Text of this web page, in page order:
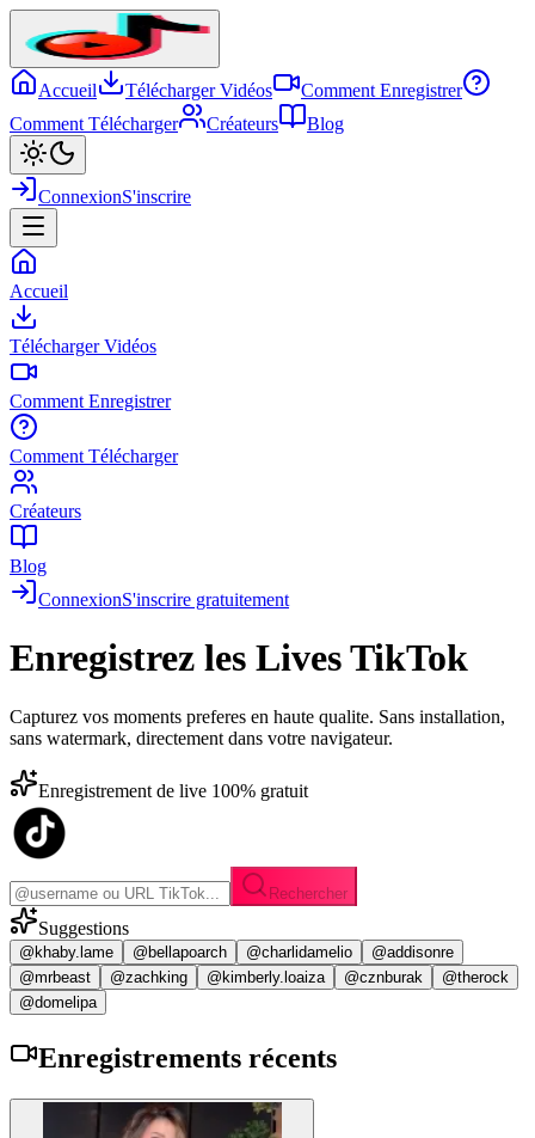
Accueil Télécharger Vidéos
Comment Enregistrer
Comment Télécharger
Créateurs Blog
ConnexionS'inscrire
Accueil
Télécharger Vidéos
Comment Enregistrer
Comment Télécharger
Créateurs
Blog
ConnexionS'inscrire gratuitement
Enregistrez les Lives TikTok
Capturez vos moments preferes en haute qualite. Sans installation,
sans watermark, directement dans votre navigateur.
Enregistrement de live 100% gratuit
Rechercher
Suggestions
@khaby.lame @bellapoarch @charlidamelio
@addisonre
@mrbeast
@zachking @kimberly.loaiza @cznburak
@therock
@domelipa
Enregistrements récents